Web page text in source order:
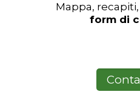
Mappa,
form di